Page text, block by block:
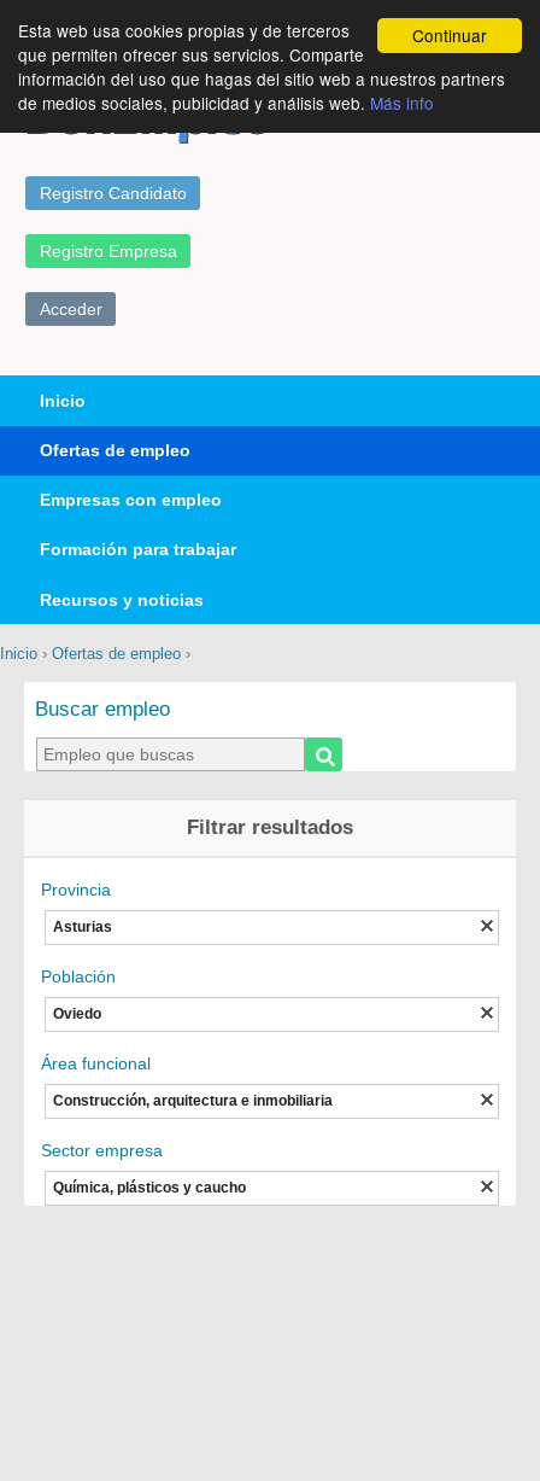
Continuar
Esta web usa cookies propias y de terceros
que permiten ofrecer sus servicios. Comparte
información del uso que hagas del sitio web a nuestros partners
de medios sociales, publicidad y análisis web. Más info
Registro Candidato
Registro Empresa
Acceder
Inicio
Ofertas de empleo
Empresas con empleo
Formación para trabajar
Recursos y noticias
Inicio › Ofertas de empleo ›
Buscar empleo
Filtrar resultados
Provincia
Asturias
Población
Oviedo
Área funcional
Construcción, arquitectura e inmobiliaria
Sector empresa
Química, plásticos y caucho